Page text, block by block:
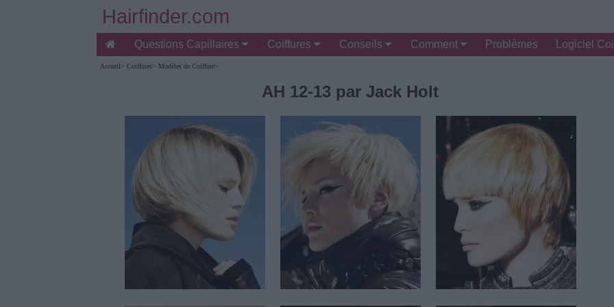
Hairfinder.com
Questions Capillaires Coiffures Conseils Comment Problèmes Logiciel
Accueil> Coiffures> Modèles de Coiffure>
AH 12-13 par Jack Holt